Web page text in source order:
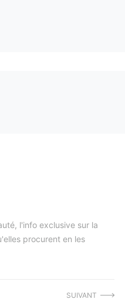
l'info exclusive sur la
procurent en les
SUIVANT